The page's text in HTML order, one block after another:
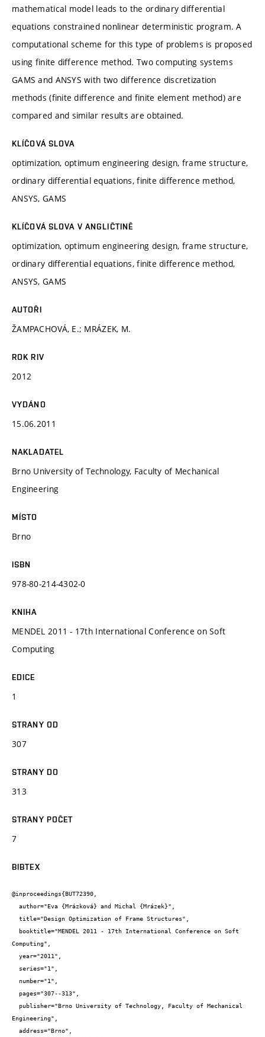
mathematical model leads to the ordinary differential
equations constrained nonlinear deterministic program. A
computational scheme for this type of problems is proposed
using finite difference method. Two computing systems
GAMS and ANSYS with two difference discretization
methods (finite difference and finite element method) are
compared and similar results are obtained.
KLÍČOVÁ SLOVA
optimization, optimum engineering design, frame structure,
ordinary differential equations, finite difference method,
ANSYS, GAMS
KLÍČOVÁ SLOVA V ANGLIČTINĚ
optimization, optimum engineering design, frame structure,
ordinary differential equations, finite difference method,
ANSYS, GAMS
AUTOŘI
ŽAMPACHOVÁ, E.; MRÁZEK, M.
ROK RIV
2012
VYDÁNO
15.06.2011
NAKLADATEL
Brno University of Technology, Faculty of Mechanical
Engineering
MÍSTO
Brno
ISBN
978-80-214-4302-0
KNIHA
MENDEL 2011 - 17th International Conference on Soft
Computing
EDICE
1
STRANY OD
307
STRANY DO
313
STRANY POČET
7
BIBTEX
@inproceedings{BUT72390,
Computing",
Engineering",